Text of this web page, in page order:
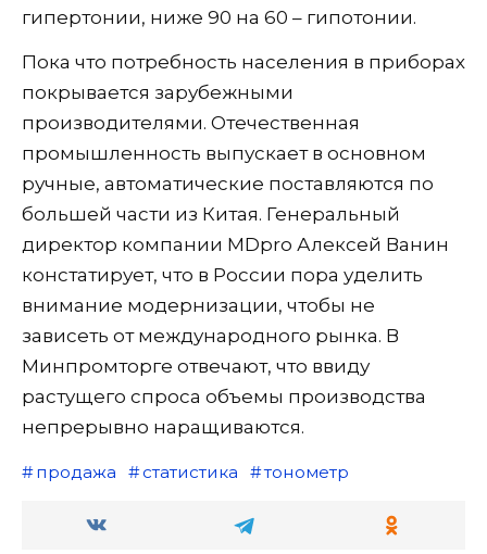
гипертонии, ниже 90 на 60 – гипотонии.
Пока что потребность населения в приборах
покрывается зарубежными
производителями. Отечественная
промышленность выпускает в основном
ручные, автоматические поставляются по
большей части из Китая. Генеральный
директор компании MDpro Алексей Ванин
констатирует, что в России пора уделить
внимание модернизации, чтобы не
зависеть от международного рынка. В
Минпромторге отвечают, что ввиду
растущего спроса объемы производства
непрерывно наращиваются.
продажа статистика тонометр